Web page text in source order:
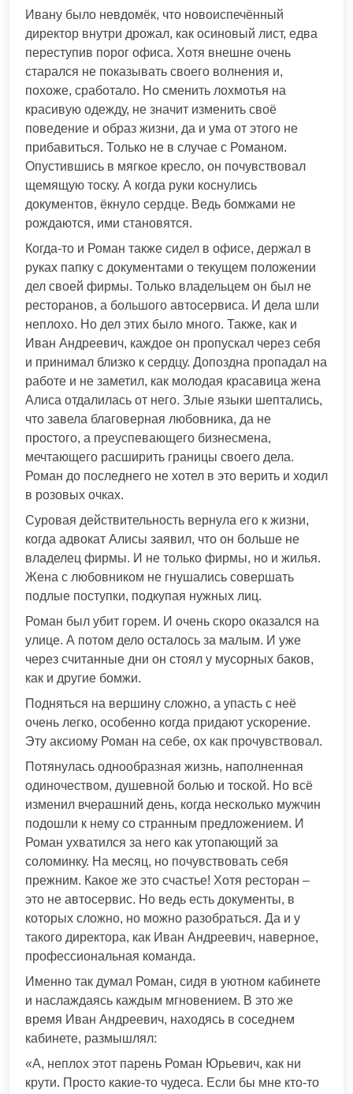
Ивану было невдомёк, что новоиспечённый
директор внутри дрожал, как осиновый лист, едва
переступив порог офиса. Хотя внешне очень
старался не показывать своего волнения и,
похоже, сработало. Но сменить лохмотья на
красивую одежду, не значит изменить своё
поведение и образ жизни, да и ума от этого не
прибавиться. Только не в случае с Романом.
Опустившись в мягкое кресло, он почувствовал
щемящую тоску. А когда руки коснулись
документов, ёкнуло сердце. Ведь бомжами не
рождаются, ими становятся.
Когда-то и Роман также сидел в офисе, держал в
руках папку с документами о текущем положении
дел своей фирмы. Только владельцем он был не
ресторанов, а большого автосервиса. И дела шли
неплохо. Но дел этих было много. Также, как и
Иван Андреевич, каждое он пропускал через себя
и принимал близко к сердцу. Допоздна пропадал на
работе и не заметил, как молодая красавица жена
Алиса отдалилась от него. Злые языки шептались,
что завела благоверная любовника, да не
простого, а преуспевающего бизнесмена,
мечтающего расширить границы своего дела.
Роман до последнего не хотел в это верить и ходил
в розовых очках.
Суровая действительность вернула его к жизни,
когда адвокат Алисы заявил, что он больше не
владелец фирмы. И не только фирмы, но и жилья.
Жена с любовником не гнушались совершать
подлые поступки, подкупая нужных лиц.
Роман был убит горем. И очень скоро оказался на
улице. А потом дело осталось за малым. И уже
через считанные дни он стоял у мусорных баков,
как и другие бомжи.
Подняться на вершину сложно, а упасть с неё
очень легко, особенно когда придают ускорение.
Эту аксиому Роман на себе, ох как прочувствовал.
Потянулась однообразная жизнь, наполненная
одиночеством, душевной болью и тоской. Но всё
изменил вчерашний день, когда несколько мужчин
подошли к нему со странным предложением. И
Роман ухватился за него как утопающий за
соломинку. На месяц, но почувствовать себя
прежним. Какое же это счастье! Хотя ресторан –
это не автосервис. Но ведь есть документы, в
которых сложно, но можно разобраться. Да и у
такого директора, как Иван Андреевич, наверное,
профессиональная команда.
Именно так думал Роман, сидя в уютном кабинете
и наслаждаясь каждым мгновением. В это же
время Иван Андреевич, находясь в соседнем
кабинете, размышлял:
«А, неплох этот парень Роман Юрьевич, как ни
крути. Просто какие-то чудеса. Если бы мне кто-то